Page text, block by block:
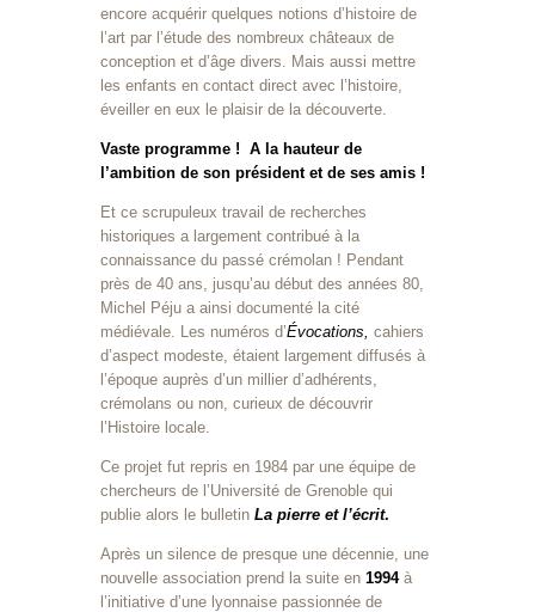
encore acquérir quelques notions d’histoire de
l’art par l’étude des nombreux châteaux de
conception et d’âge divers. Mais aussi mettre
les enfants en contact direct avec l’histoire,
éveiller en eux le plaisir de la découverte.
Vaste programme ! A la hauteur de
l’ambition de son président et de ses amis !
Et ce scrupuleux travail de recherches
historiques a largement contribué à la
connaissance du passé crémolan ! Pendant
près de 40 ans, jusqu’au début des années 80,
Michel Péju a ainsi documenté la cité
médiévale. Les numéros d’Évocations, cahiers
d’aspect modeste, étaient largement diffusés à
l’époque auprès d’un millier d’adhérents,
crémolans ou non, curieux de découvrir
l’Histoire locale.
Ce projet fut repris en 1984 par une équipe de
chercheurs de l’Université de Grenoble qui
publie alors le bulletin La pierre et l’écrit.
Après un silence de presque une décennie, une
nouvelle association prend la suite en 1994à
l’initiative d’une lyonnaise passionnée de